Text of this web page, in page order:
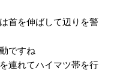
首を伸ばして辺りを警
ですね
連れてハイマツ帯を行